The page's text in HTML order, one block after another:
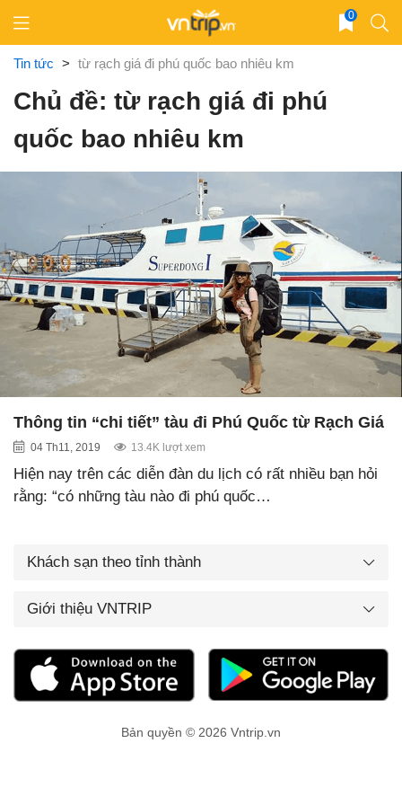
content
0
Tin tức > từ rạch giá đi phú quốc bao nhiêu km
Chủ đề: từ rạch giá đi phú
quốc bao nhiêu km
Thông tin “chi tiết” tàu đi Phú Quốc từ Rạch Giá
04 Th11, 2019 13.4K lượt xem
Hiện nay trên các diễn đàn du lịch có rất nhiều bạn hỏi
rằng: “có những tàu nào đi phú quốc…
Khách sạn theo tỉnh thành
Giới thiệu VNTRIP
Bản quyền © 2026 Vntrip.vn